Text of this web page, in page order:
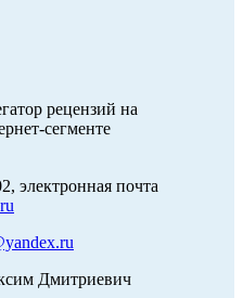
рецензий на
сегменте
электронная почта
Дмитриевич